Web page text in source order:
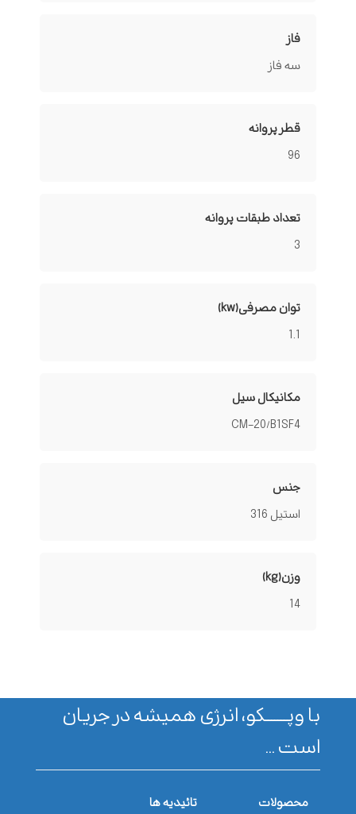
فاز
سه فاز
قطر پروانه
96
تعداد طبقات پروانه
3
توان مصرفی(kw)
1.1
مکانیکال سیل
CM-20/B1SF4
جنس
استیل 316
وزن(kg)
14
با وپـــــــکو، انرژی همیشه در جریان
است ...
محصولات
تائیدیه ها